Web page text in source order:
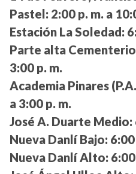
Pastel: 2:00 p. m. a
Estación La Soledad:
Parte alta
3:00 p. m.
Academia Pinares
a 3:00 p. m.
José A. Duarte Medio:
Nueva Danlí Bajo:
Nueva Danlí Alto: